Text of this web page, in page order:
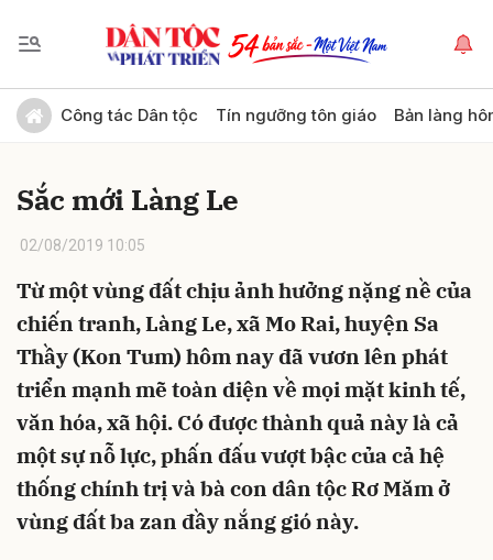
Công tác Dân tộc Tín ngưỡng tôn giáo Bản làng
Sắc mới Làng Le
02/08/2019 10:05
Từ một vùng đất chịu ảnh hưởng nặng nề của
chiến tranh, Làng Le, xã Mo Rai, huyện Sa
Thầy (Kon Tum) hôm nay đã vươn lên phát
triển mạnh mẽ toàn diện về mọi mặt kinh tế,
văn hóa, xã hội. Có được thành quả này là cả
một sự nỗ lực, phấn đấu vượt bậc của cả hệ
thống chính trị và bà con dân tộc Rơ Măm ở
vùng đất ba zan đầy nắng gió này.
Gửi bình luận
Hủy Gửi